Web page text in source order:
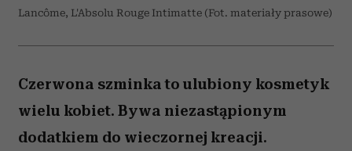
Lancôme, L'Absolu Rouge Intimatte (Fot. materiały prasowe)
Czerwona szminka to ulubiony kosmetyk
wielu kobiet. Bywa niezastąpionym
dodatkiem do wieczornej kreacji.